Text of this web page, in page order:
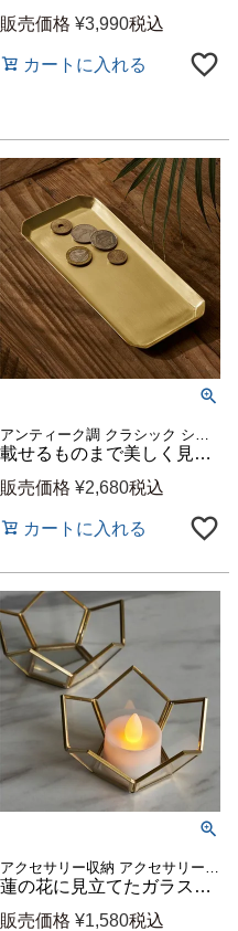
販売価格 ¥3,990税込
カートに入れる
載せるものまで美しく見せる真鍮のキャッシュトレイ 八角形 約W18×D8cm インド製 [34602]
販売価格 ¥2,680税込
カートに入れる
蓮の花に見立てたガラスと真鍮のキャンドルホルダー 約W9×D9×H6cm [67126]
販売価格 ¥1,580税込